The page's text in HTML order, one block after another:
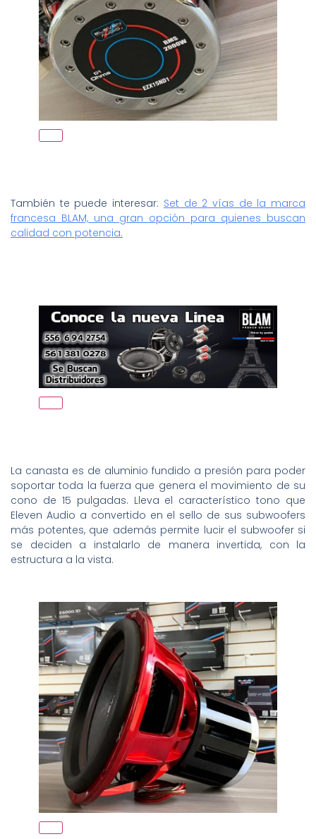
También te puede interesar: Set de 2 vías de la marca
francesa BLAM, una gran opción para quienes buscan
calidad con potencia.
La canasta es de aluminio fundido a presión para poder
soportar toda la fuerza que genera el movimiento de su
cono de 15 pulgadas. Lleva el característico tono que
Eleven Audio a convertido en el sello de sus subwoofers
más potentes, que además permite lucir el subwoofer si
se deciden a instalarlo de manera invertida, con la
estructura a la vista.